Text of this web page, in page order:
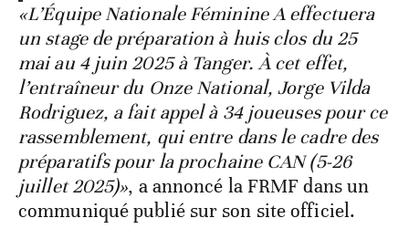
«L’Équipe Nationale Féminine A effectuera
un stage de préparation à huis clos du 25
mai au 4 juin 2025 à Tanger. À cet effet,
l’entraîneur du Onze National, Jorge Vilda
Rodriguez, a fait appel à 34 joueuses pour ce
rassemblement, qui entre dans le cadre des
préparatifs pour la prochaine CAN (5-26
juillet 2025)», a annoncé la FRMF dans un
communiqué publié sur son site officiel.